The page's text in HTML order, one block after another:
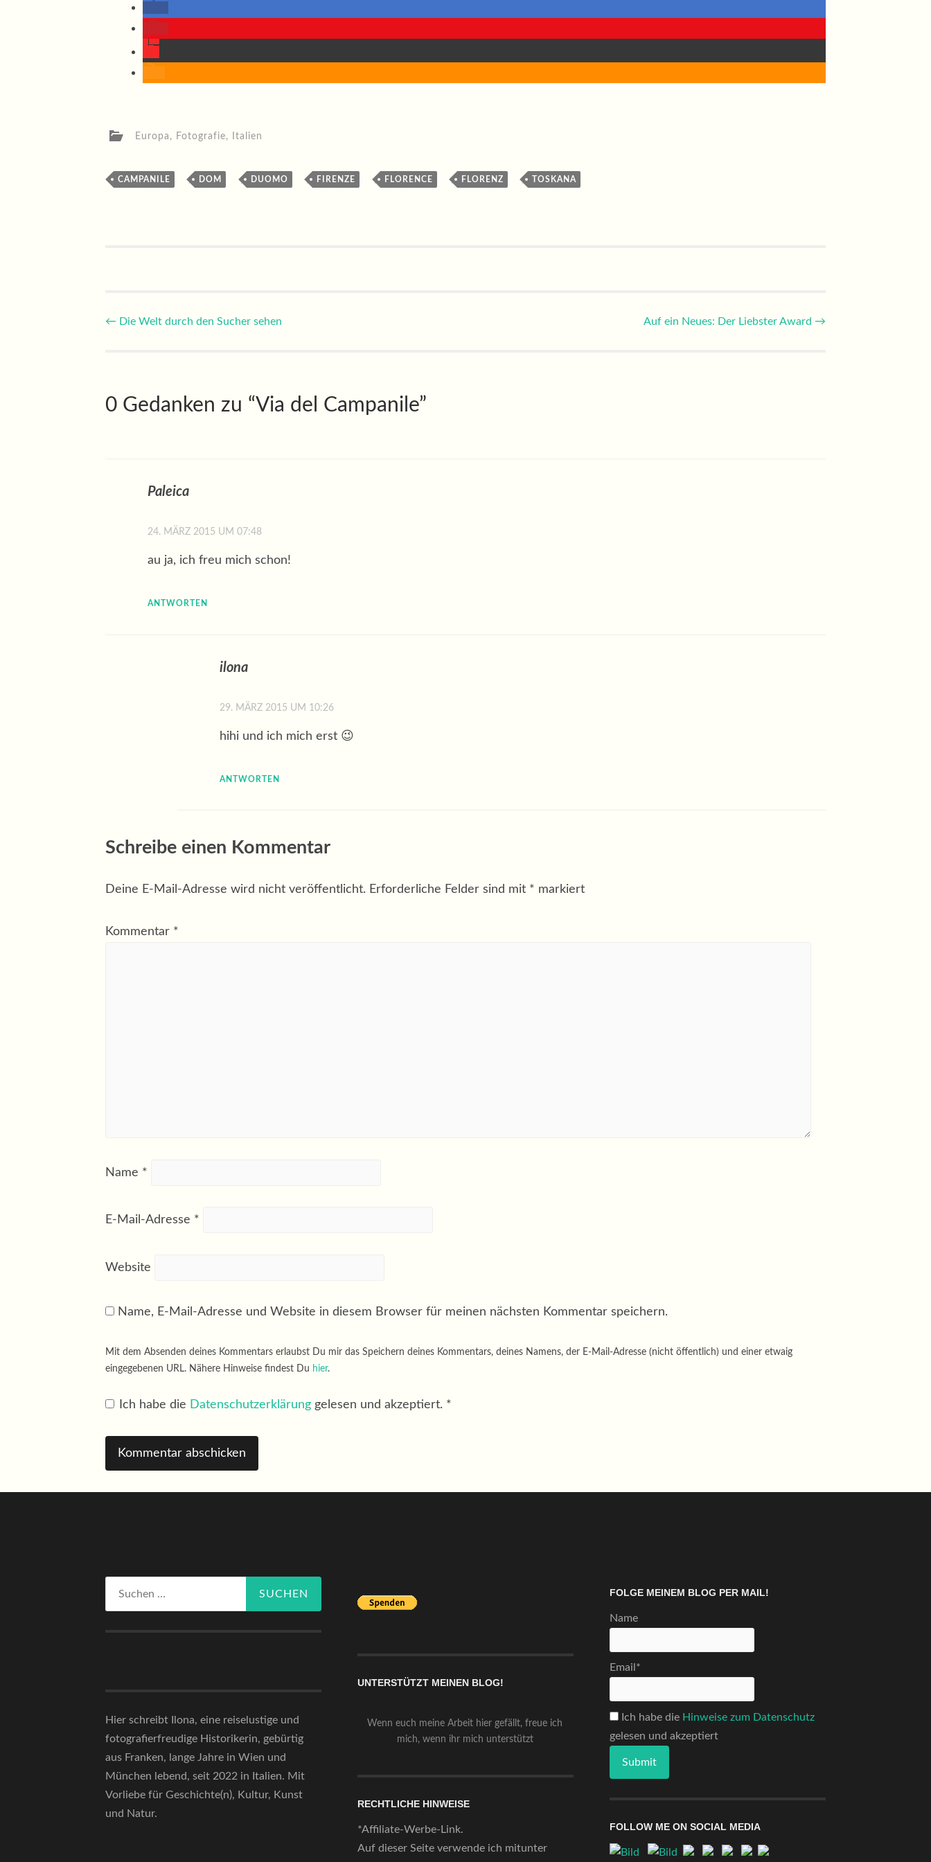
Europa , Fotografie, Italien
CAMPANILE , DOM , DUOMO , FIRENZE , FLORENCE , FLORENZ , TOSKANA
Beitragsnavigation
← Die Welt durch den Sucher sehen Auf ein Neues: Der Liebster Award →
0 Gedanken zu “Via del Campanile”
Paleica
24. MÄRZ 2015 UM 07:48
au ja, ich freu mich schon!
ANTWORTEN
ilona
29. MÄRZ 2015 UM 10:26
hihi und ich mich erst 😉
ANTWORTEN
Schreibe einen Kommentar
Deine E-Mail-Adresse wird nicht veröffentlicht. Erforderliche Felder sind mit * markiert
Kommentar *
Name *
E-Mail-Adresse *
Website
Name, E-Mail-Adresse und Website in diesem Browser für meinen nächsten Kommentar speichern.
Mit dem Absenden deines Kommentars erlaubst Du mir das Speichern deines Kommentars, deines Namens, der E-Mail-Adresse (nicht öffentlich) und einer etwaig
eingegebenen URL. Nähere Hinweise findest Du hier.
Ich habe die Datenschutzerklärung gelesen und akzeptiert. *
Hier schreibt Ilona, eine reiselustige und
fotografierfreudige Historikerin, gebürtig
aus Franken, lange Jahre in Wien und
München lebend, seit 2022 in Italien. Mit
Vorliebe für Geschichte(n), Kultur, Kunst
und Natur.
UNTERSTÜTZT MEINEN BLOG!
Wenn euch meine Arbeit hier gefällt, freue ich
mich, wenn ihr mich unterstützt
RECHTLICHE HINWEISE
*Affiliate-Werbe-Link.
Auf dieser Seite verwende ich mitunter
FOLGE MEINEM BLOG PER MAIL!
Name
Email*
Ich habe die Hinweise zum Datenschutz
gelesen und akzeptiert
FOLLOW ME ON SOCIAL MEDIA